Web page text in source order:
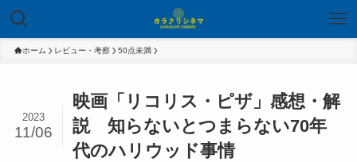
ホーム レビュー・考察 50点未満
映画「リコリス・ピザ」感想・解
説 知らないとつまらない70年
代のハリウッド事情
2023
11/06